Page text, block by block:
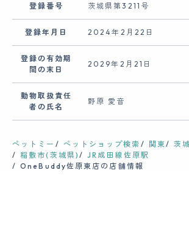
登録番号 茨城県第3211号
登録年月日 2024年2月22日
登録の有効期
間の末日
2029年2月21日
動物取扱責任
者の氏名
野原 愛音
ペットミー ペットショップ検索 関東
茨
稲敷市(茨城県)
JR成田線佐原駅
OneBuddy佐原東店の店舗情報